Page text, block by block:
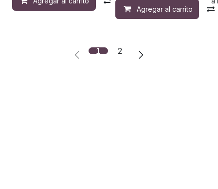
Agregar al carrito
1 2